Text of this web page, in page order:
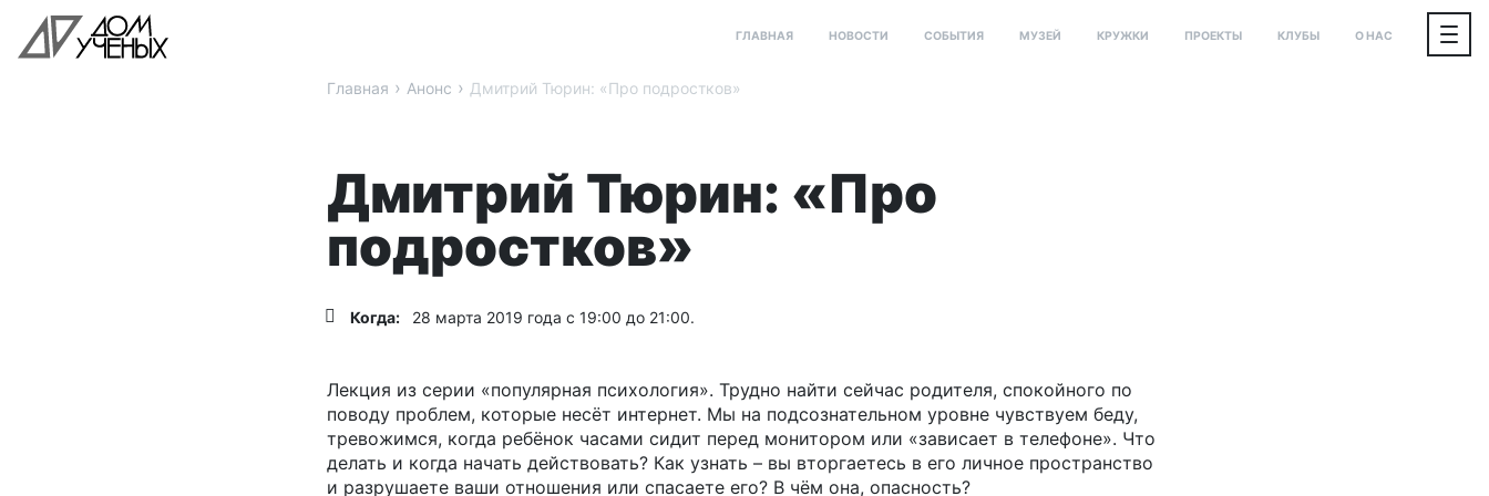
ГЛАВНАЯ НОВОСТИ СОБЫТИЯ МУЗЕЙ КРУЖКИ ПРОЕКТЫ КЛУБЫ О НАС
Главная › Анонс › Дмитрий Тюрин: «Про подростков»
Дмитрий Тюрин: «Про
подростков»
Когда: 28 марта 2019 года с 19:00 до 21:00.
Лекция из серии «популярная психология». Трудно найти сейчас родителя, спокойного по
поводу проблем, которые несёт интернет. Мы на подсознательном уровне чувствуем беду,
тревожимся, когда ребёнок часами сидит перед монитором или «зависает в телефоне». Что
делать и когда начать действовать? Как узнать – вы вторгаетесь в его личное пространство
и разрушаете ваши отношения или спасаете его? В чём она, опасность?